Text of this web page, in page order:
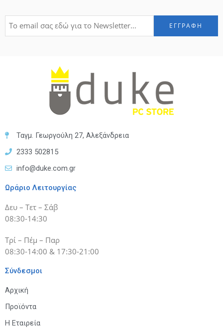
Ταγμ. Γεωργούλη 27, Αλεξάνδρεια
2333 502815
info@duke.com.gr
Ωράριο Λειτουργίας
Δευ – Τετ – Σάβ
08:30-14:30
Τρί – Πέμ – Παρ
08:30-14:00 & 17:30-21:00
Σύνδεσμοι
Αρχική
Προϊόντα
Η Εταιρεία